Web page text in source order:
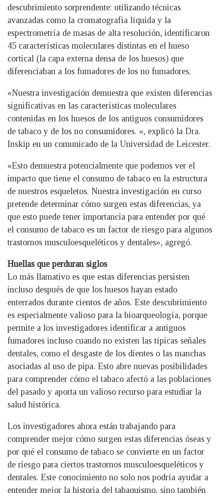
descubrimiento sorprendente: utilizando técnicas
avanzadas como la cromatografía líquida y la
espectrometría de masas de alta resolución, identificaron
45 características moleculares distintas en el hueso
cortical (la capa externa densa de los huesos) que
diferenciaban a los fumadores de los no fumadores.
«Nuestra investigación demuestra que existen diferencias
significativas en las características moleculares
contenidas en los huesos de los antiguos consumidores
de tabaco y de los no consumidores. «, explicó la Dra.
Inskip en un comunicado de la Universidad de Leicester.
«Esto demuestra potencialmente que podemos ver el
impacto que tiene el consumo de tabaco en la estructura
de nuestros esqueletos. Nuestra investigación en curso
pretende determinar cómo surgen estas diferencias, ya
que esto puede tener importancia para entender por qué
el consumo de tabaco es un factor de riesgo para algunos
trastornos musculoesqueléticos y dentales», agregó.
Huellas que perduran siglos
Lo más llamativo es que estas diferencias persisten
incluso después de que los huesos hayan estado
enterrados durante cientos de años. Este descubrimiento
es especialmente valioso para la bioarqueología, porque
permite a los investigadores identificar a antiguos
fumadores incluso cuando no existen las típicas señales
dentales, como el desgaste de los dientes o las manchas
asociadas al uso de pipa. Esto abre nuevas posibilidades
para comprender cómo el tabaco afectó a las poblaciones
del pasado y aporta un valioso recurso para estudiar la
salud histórica.
Los investigadores ahora están trabajando para
comprender mejor cómo surgen estas diferencias óseas y
por qué el consumo de tabaco se convierte en un factor
de riesgo para ciertos trastornos musculoesqueléticos y
dentales. Este conocimiento no solo nos podría ayudar a
entender mejor la historia del tabaquismo, sino también